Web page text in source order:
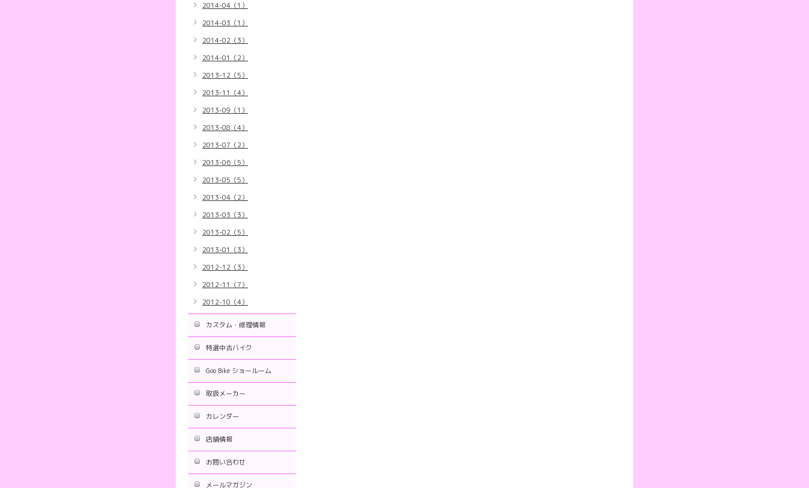
2014-04（1）
2014-03（1）
2014-02（3）
2014-01（2）
2013-12（5）
2013-11（4）
2013-09（1）
2013-08（4）
2013-07（2）
2013-06（5）
2013-05（5）
2013-04（2）
2013-03（3）
2013-02（5）
2013-01（3）
2012-12（3）
2012-11（7）
2012-10（4）
カスタム・修理情報
特選中古バイク
Goo Bike ショールーム
取扱メーカー
カレンダー
店舗情報
お問い合わせ
メールマガジン